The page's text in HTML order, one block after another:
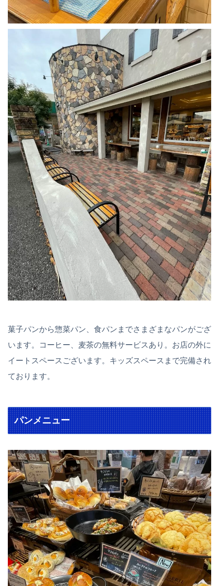
菓子パンから惣菜パン、食パンまでさまざまなパンがござ
います。コーヒー、麦茶の無料サービスあり。お店の外に
イートスペースございます。キッズスペースまで完備され
ております。
パンメニュー